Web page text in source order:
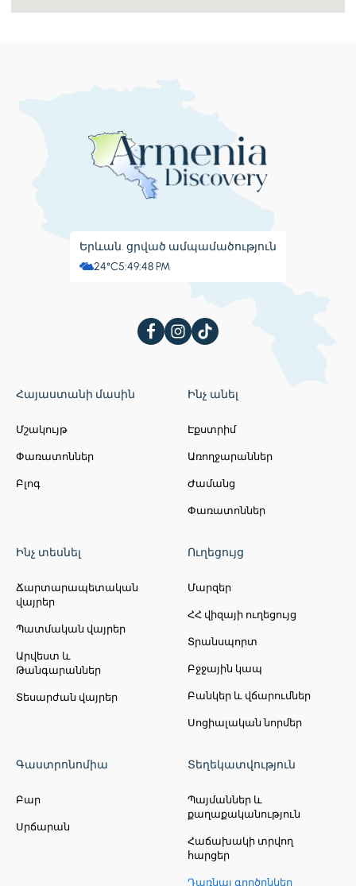
Երևան. ցրված ամպամածություն
24°C5:49:51 PM
Հայաստանի մասին
Մշակույթ
Փառատոններ
Բլոգ
Ինչ անել
Էքստրիմ
Առողջարաններ
Ժամանց
Փառատոններ
Ինչ տեսնել
Ճարտարապետական
վայրեր
Պատմական վայրեր
Արվեստ և
Թանգարաններ
Տեսարժան վայրեր
Ուղեցույց
Մարզեր
ՀՀ վիզայի ուղեցույց
Տրանսպորտ
Բջջային կապ
Բանկեր և վճարումներ
Սոցիալական նորմեր
Գաստրոնոմիա
Բար
Սրճարան
Տեղեկատվություն
Պայմաններ և
քաղաքականություն
Հաճախակի տրվող
հարցեր
Դառնալ գործընկեր